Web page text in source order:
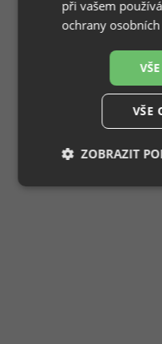
při vašem
ochrany
VŠE
ZOBRAZIT
Nezbytně